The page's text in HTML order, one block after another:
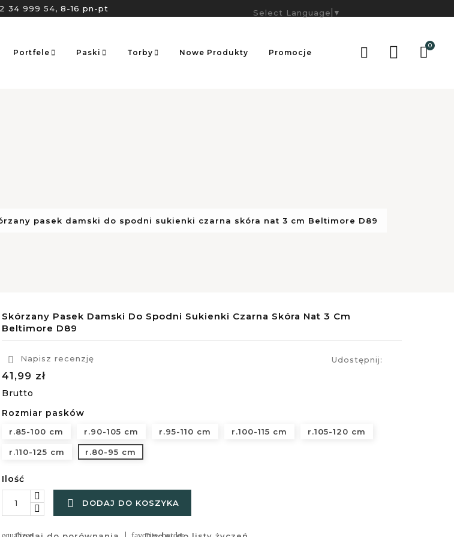
34 999 54, 8-16 pn-pt
0

Portfele Paski Torby Nowe Produkty Promocje
Select Language ▼
pasek damski do spodni sukienki czarna skóra nat 3 cm Beltimore D89
Skórzany Pasek Damski Do Spodni Sukienki Czarna Skóra Nat 3 Cm
Beltimore D89
 Napisz recenzję Udostępnij:
41,99 zł
Brutto
Rozmiar pasków
r.85-100 cm r.90-105 cm r.95-110 cm r.100-115 cm r.105-120 cm
r.110-125 cm r.80-95 cm
Ilość
 DODAJ DO KOSZYKA